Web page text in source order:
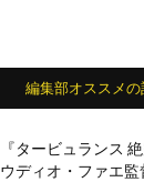
編集部オススメの
『タービュランス
ウディオ・ファエ